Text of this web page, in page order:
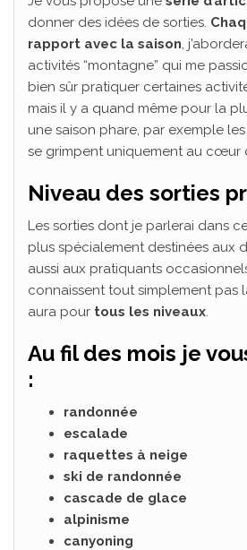
donner des idées de sorties.
rapport avec la saison,
activités “montagne” qui me
bien sûr pratiquer certaines
mais il y a quand même pour la
une saison phare, par exemple
se grimpent uniquement au cœur
Niveau des sorties
Les sorties dont je parlerai dans
plus spécialement destinées aux
aussi aux pratiquants
connaissent tout simplement pas
aura pour tous les niveaux.
Au fil des mois je
:
randonnée
escalade
raquettes à neige
ski de randonnée
cascade de glace
alpinisme
canyoning